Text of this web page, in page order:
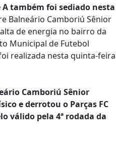
também foi sediado nesta
Balneário Camboriú Sênior
de energia no bairro da
Municipal de Futebol
realizada nesta quinta-feira
Camboriú Sênior
e derrotou o Parças FC
válido pela 4ª rodada da